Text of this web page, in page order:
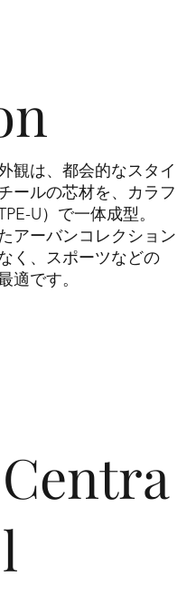
観は、都会的なスタイ
ールの芯材を、カラフ
U）で一体成型。
アーバンコレクション
く、スポーツなどの
適です。
Centra
l